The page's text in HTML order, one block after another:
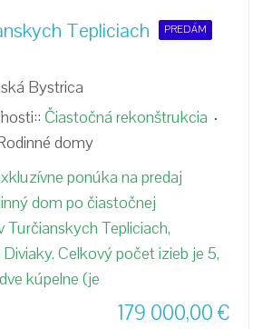
Tepliciach PREDÁM
Bystrica
Čiastočná rekonštrukcia
domy
ponúka na predaj
dom po čiastočnej
Turčianskych Tepliciach,
Celkový počet izieb je 5,
kúpelne (je
179 000,00€